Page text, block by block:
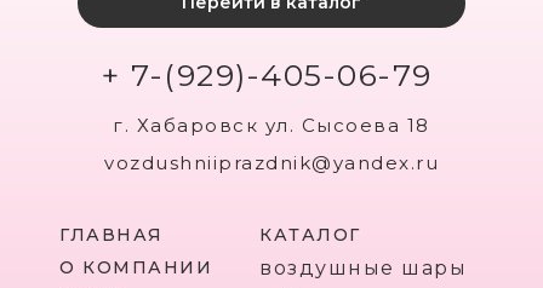
ГЛАВНАЯ
+ 7-(929)-405-06-79
г. Хабаровск ул. Сысоева 18
vozdushniiprazdnik@yandex.ru
О КОМПАНИИ
КАТАЛОГ
воздушные шары